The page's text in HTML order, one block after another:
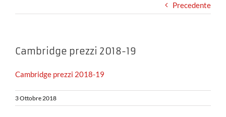
Precedente
Cambridge prezzi 2018-19
Cambridge prezzi 2018-19
3 Ottobre 2018